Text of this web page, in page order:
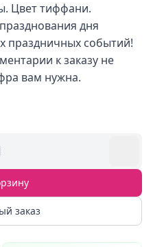
Цвет тиффани.
дня
праздничных событий!
к заказу не
вам нужна.
заказ